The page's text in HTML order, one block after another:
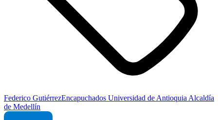
Federico GutiérrezEncapuchados Universidad de Antioquia Alcaldía
de Medellín